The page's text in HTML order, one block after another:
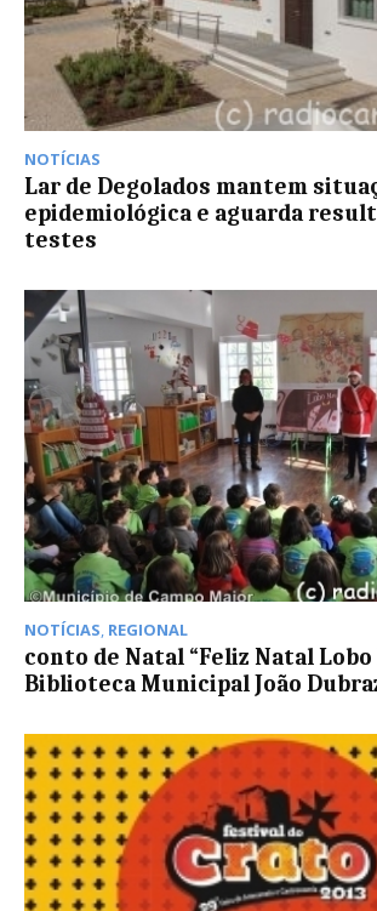
NOTÍCIAS
Lar de Degolados mantem
epidemiológica e aguarda
testes
NOTÍCIAS, REGIONAL
conto de Natal “Feliz Natal Lobo
Biblioteca Municipal João